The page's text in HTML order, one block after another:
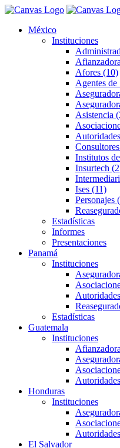
México
Instituciones
Afores (10)
Agentes de
Asistencia
Institutos
Insurtech
Ises (11)
Personajes
Estadísticas
Informes
Presentaciones
Panamá
Instituciones
Estadísticas
Guatemala
Instituciones
Honduras
Instituciones
El Salvador